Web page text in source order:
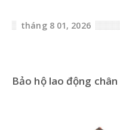
tháng 8 01, 2026
Bảo hộ lao động chân